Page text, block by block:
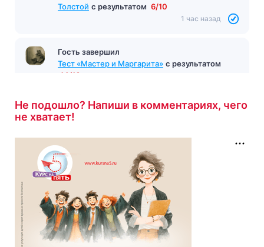
Толстой с результатом 6/10
1 час назад
Гость завершил
Тест «Мастер и Маргарита» с результатом
14/16
Не подошло? Напиши в комментариях, чего
не хватает!